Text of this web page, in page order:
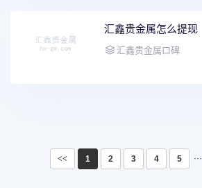
汇鑫贵金属怎么提现
汇鑫贵金属口碑
<< 1 2 3 4 5 ···